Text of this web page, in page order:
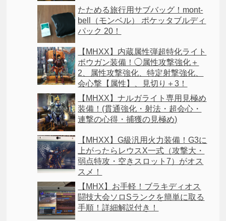
たためる旅行用サブバッグ！mont-
bell（モンベル） ポケッタブルディ
パック 20！
【MHXX】内蔵属性弾超特化ライト
ボウガン装備！◯属性攻撃強化＋
2、属性攻撃強化、特定射撃強化、
会心撃【属性】、見切り＋3！
【MHXX】ナルガライト専用見極め
装備！(貫通強化・射法・超会心・
連撃の心得・捕獲の見極め)
【MHXX】G級汎用火力装備！G3に
上がったらレウスX一式（攻撃大・
弱点特攻・空きスロット7）がオス
スメ！
【MHX】お手軽！ブラキディオス
闘技大会ソロSランクを簡単に取る
手順！詳細解説付き！